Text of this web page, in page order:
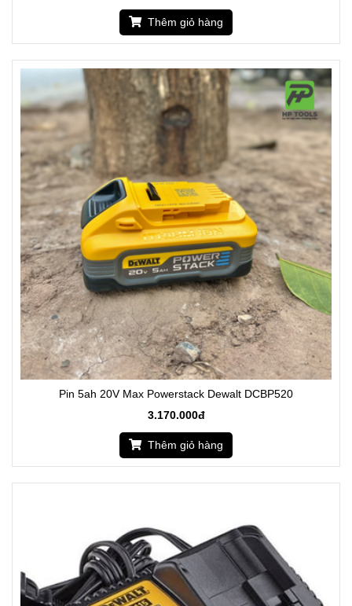
Thêm giỏ hàng
Pin 5ah 20V Max Powerstack Dewalt DCBP520
3.170.000đ
Thêm giỏ hàng